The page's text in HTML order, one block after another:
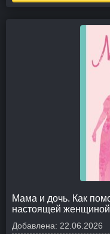
Мама и дочь. Как
настоящей женщиной
Добавлена: 22.06.2026